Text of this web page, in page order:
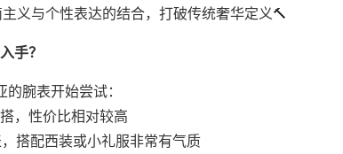
义与个性表达的结合，打破传统奢华定义🔨
手？
腕表开始尝试：
，性价比相对较高
搭配西装或小礼服非常有气质